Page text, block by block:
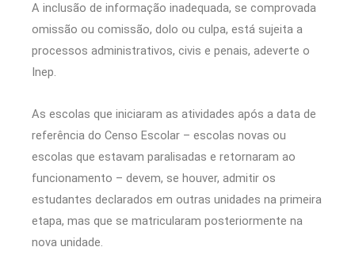
A inclusão de informação inadequada, se comprovada
omissão ou comissão, dolo ou culpa, está sujeita a
processos administrativos, civis e penais, adeverte o
Inep.
As escolas que iniciaram as atividades após a data de
referência do Censo Escolar – escolas novas ou
escolas que estavam paralisadas e retornaram ao
funcionamento – devem, se houver, admitir os
estudantes declarados em outras unidades na primeira
etapa, mas que se matricularam posteriormente na
nova unidade.